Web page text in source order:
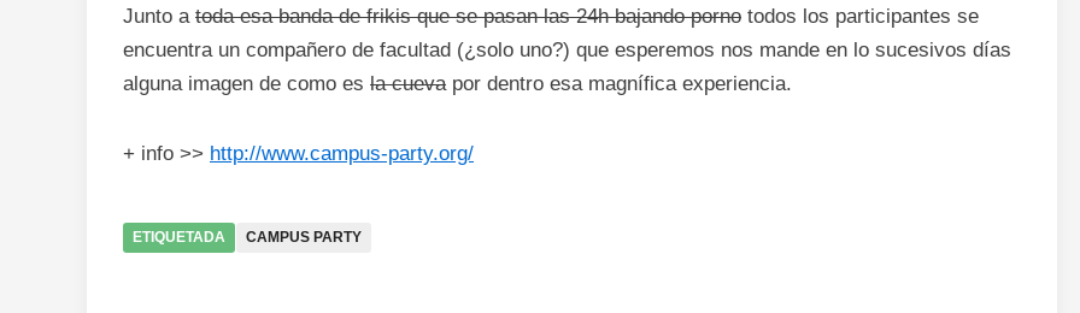
Junto a toda esa banda de frikis que se pasan las 24h bajando porno todos los participantes se
encuentra un compañero de facultad (¿solo uno?) que esperemos nos mande en lo sucesivos días
alguna imagen de como es la cuevapor dentro esa magnífica experiencia.
+ info >> http://www.campus-party.org/
ETIQUETADA CAMPUS PARTY